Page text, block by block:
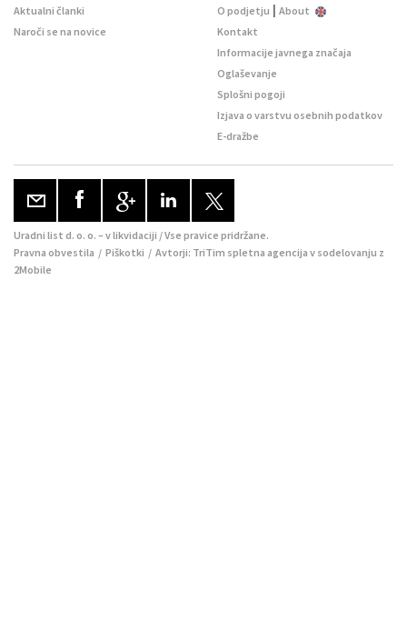
Aktualni članki
Naroči se na novice
O podjetju | About
Kontakt
Informacije javnega značaja
Oglaševanje
Splošni pogoji
Izjava o varstvu osebnih podatkov
E-dražbe
Uradni list d. o. o. – v likvidaciji / Vse pravice pridržane.
Pravna obvestila / Piškotki / Avtorji: TriTim spletna agencija v sodelovanju z
2Mobile